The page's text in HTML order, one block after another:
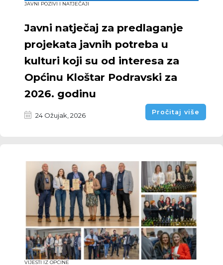
JAVNI POZIVI I NATJEČAJI
Javni natječaj za predlaganje
projekata javnih potreba u
kulturi koji su od interesa za
Općinu Kloštar Podravski za
2026. godinu
24 Ožujak, 2026 Pročitaj više
VIJESTI IZ OPĆINE